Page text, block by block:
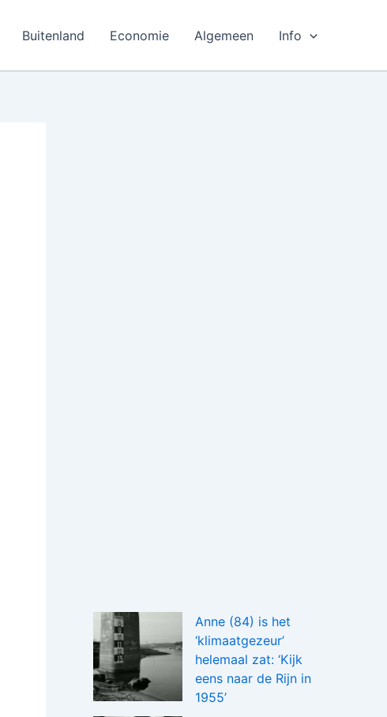
Buitenland Economie Algemeen Info
Anne (84) is het
‘klimaatgezeur’
helemaal zat: ‘Kijk
eens naar de Rijn in
1955’